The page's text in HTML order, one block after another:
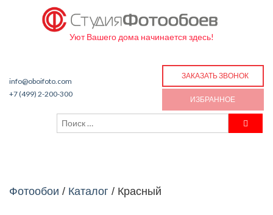
Уют Вашего дома начинается здесь!
info@oboifoto.com
+7 (499) 2-200-300
ЗАКАЗАТЬ ЗВОНОК
ИЗБРАННОЕ
Фотообои / Каталог / Красный